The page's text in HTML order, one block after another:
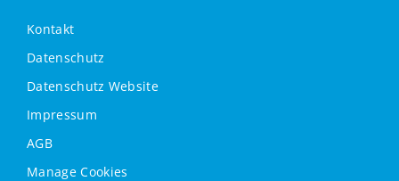
Kontakt
Datenschutz
Datenschutz Website
Impressum
AGB
Cookies verwalten